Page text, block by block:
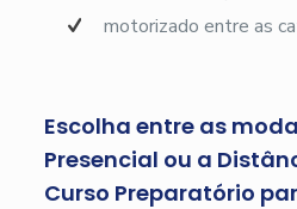
motorizado entre as
Escolha entre as
Presencial ou a
Curso Preparatório